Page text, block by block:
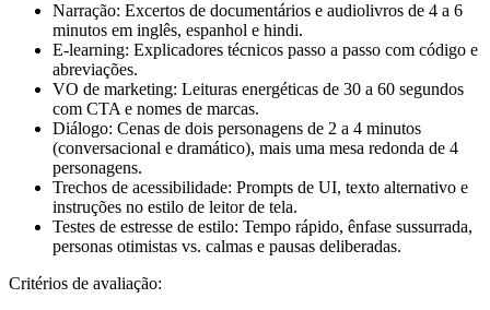
Narração: Excertos de documentários e audiolivros de 4 a 6
minutos em inglês, espanhol e hindi.
E-learning: Explicadores técnicos passo a passo com código e
abreviações.
VO de marketing: Leituras energéticas de 30 a 60 segundos
com CTA e nomes de marcas.
Diálogo: Cenas de dois personagens de 2 a 4 minutos
(conversacional e dramático), mais uma mesa redonda de 4
personagens.
Trechos de acessibilidade: Prompts de UI, texto alternativo e
instruções no estilo de leitor de tela.
Testes de estresse de estilo: Tempo rápido, ênfase sussurrada,
personas otimistas vs. calmas e pausas deliberadas.
Critérios de avaliação: